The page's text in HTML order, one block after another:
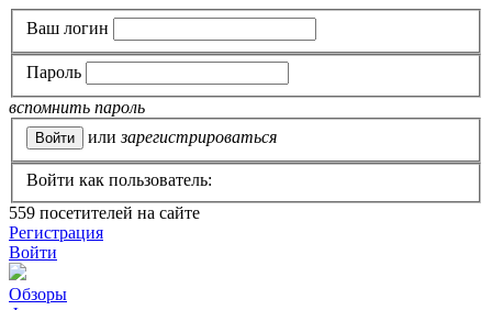
Ваш логин
Пароль
вспомнить пароль
или зарегистрироваться
Войти как пользователь:
559 посетителей на сайте
Регистрация
Войти
Обзоры